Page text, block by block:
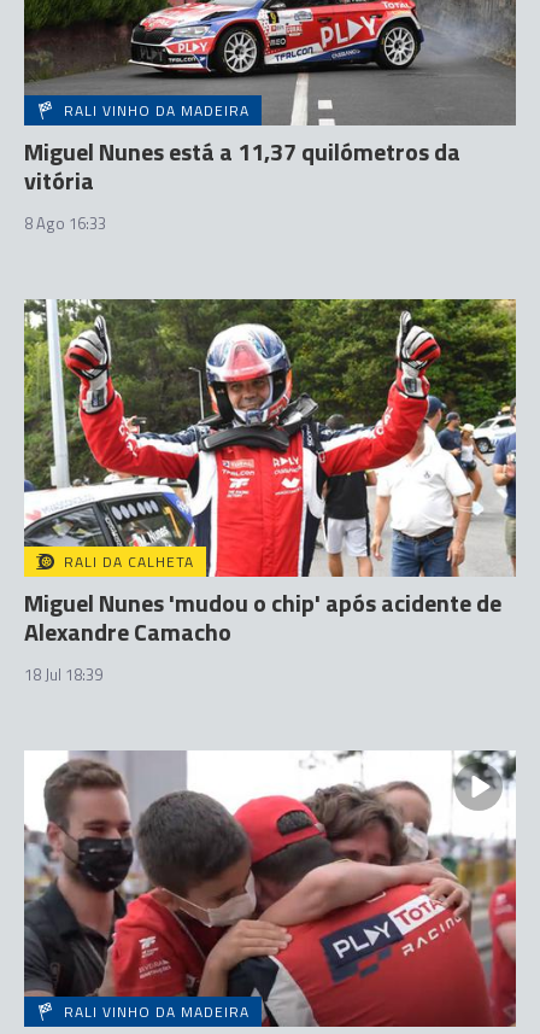
RALI VINHO DA MADEIRA
Miguel Nunes está a 11,37 quilómetros da
vitória
8 Ago 16:33
RALI DA CALHETA
Miguel Nunes 'mudou o chip' após acidente de
Alexandre Camacho
18 Jul 18:39
RALI VINHO DA MADEIRA